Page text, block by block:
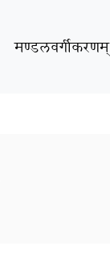
मण्डलवर्गीकरणम्